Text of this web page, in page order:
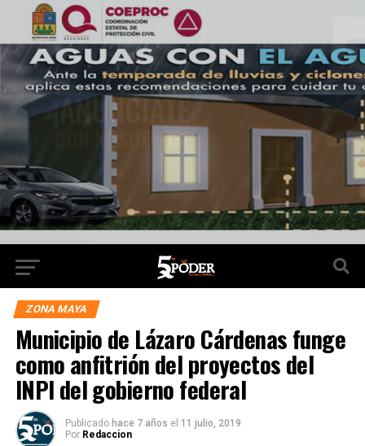
ZONA MAYA
Municipio de Lázaro Cárdenas funge
como anfitrión del proyectos del
INPI del gobierno federal
Publicado hace 7 años el 11 julio, 2019
Por Redaccion